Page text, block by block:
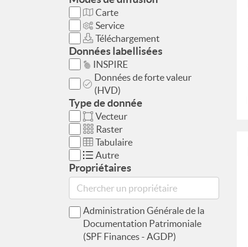
Carte
Service
Téléchargement
Données labellisées
INSPIRE
Données de forte valeur
(HVD)
Type de donnée
Vecteur
Raster
Tabulaire
Autre
Propriétaires
Administration Générale de la
Documentation Patrimoniale
(SPF Finances - AGDP)